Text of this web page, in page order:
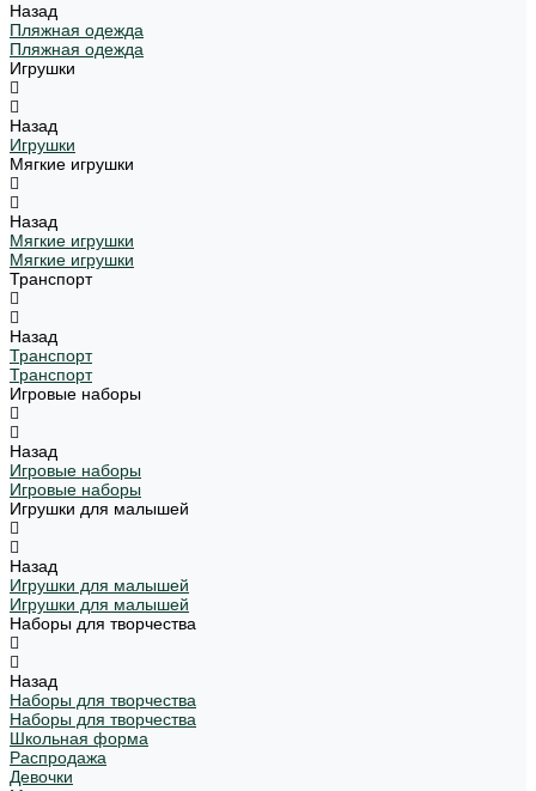
Назад
Пляжная одежда
Пляжная одежда
Игрушки
Назад
Игрушки
Мягкие игрушки
Назад
Мягкие игрушки
Мягкие игрушки
Транспорт
Назад
Транспорт
Транспорт
Игровые наборы
Назад
Игровые наборы
Игровые наборы
Игрушки для малышей
Назад
Игрушки для малышей
Игрушки для малышей
Наборы для творчества
Назад
Наборы для творчества
Наборы для творчества
Школьная форма
Распродажа
Девочки